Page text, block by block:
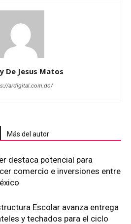
De Jesus Matos
ardigital.com.do/
Más del autor
destaca potencial para
comercio e inversiones entre
Escolar avanza entrega
y techados para el ciclo